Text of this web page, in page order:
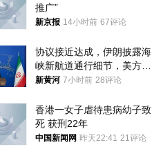
推广”
新京报 14小时前 67评论
协议接近达成，伊朗披露海
峡新航道通行细节，美方再
提“倒计时”
新黄河 7小时前 28评论
香港一女子虐待患病幼子致
死 获刑22年
中国新闻网 昨天22:41 21评论